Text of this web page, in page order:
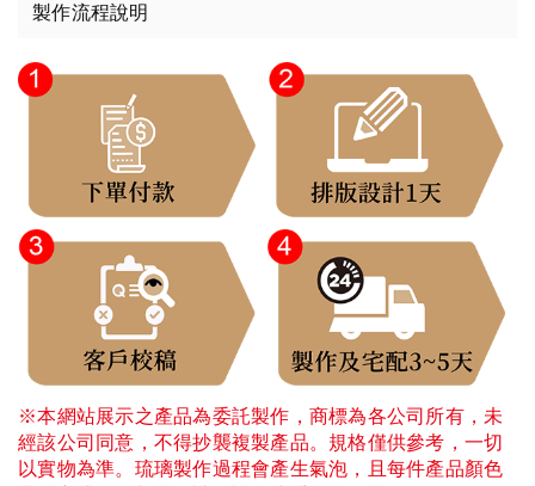
製作流程說明
※本網站展示之產品為委託製作，商標為各公司所有，未
經該公司同意，不得抄襲複製產品。規格僅供參考，一切
以實物為準。琉璃製作過程會產生氣泡，且每件產品顏色